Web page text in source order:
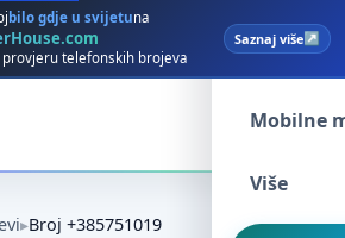
bilo gdje u svijetuna
telefonskih brojeva
Saznaj više
Spam
Mobilne
Više
Broj +385751019